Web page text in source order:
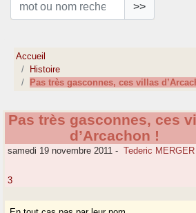
>>
Accueil
Histoire
Pas très gasconnes, ces villas
Pas très gasconnes, ces
d’Arcachon !
samedi 19 novembre 2011 - Tederic MERGER
3